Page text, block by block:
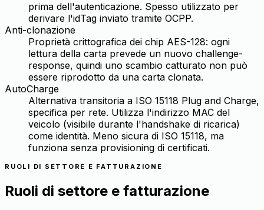
prima dell'autenticazione. Spesso utilizzato per
derivare l'idTag inviato tramite OCPP.
Anti-clonazione
Proprietà crittografica dei chip AES-128: ogni
lettura della carta prevede un nuovo challenge-
response, quindi uno scambio catturato non può
essere riprodotto da una carta clonata.
AutoCharge
Alternativa transitoria a ISO 15118 Plug and Charge,
specifica per rete. Utilizza l'indirizzo MAC del
veicolo (visibile durante l'handshake di ricarica)
come identità. Meno sicura di ISO 15118, ma
funziona senza provisioning di certificati.
RUOLI DI SETTORE E FATTURAZIONE
Ruoli di settore e fatturazione